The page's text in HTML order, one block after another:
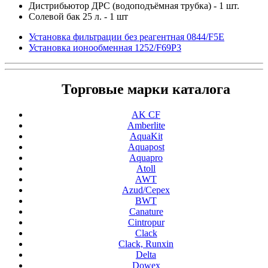
Дистрибьютор ДРС (водоподъёмная трубка) - 1 шт.
Солевой бак 25 л. - 1 шт
Установка фильтрации без реагентная 0844/F5Е
Установка ионообменная 1252/F69P3
Торговые марки каталога
AK CF
Amberlite
AquaKit
Aquapost
Aquapro
Atoll
AWT
Azud/Cepex
BWT
Canature
Cintropur
Clack
Clack, Runxin
Delta
Dowex